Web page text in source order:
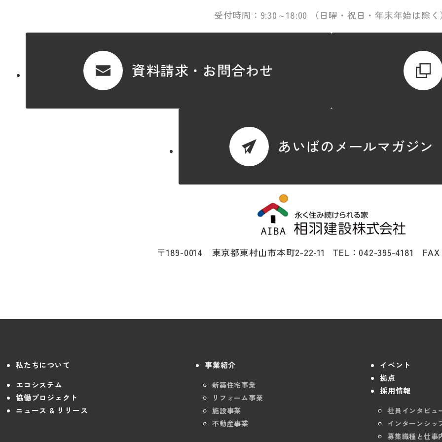
受付時間：9:30～18:00 （日曜・祝日・年末年始は除
資料請求・お問合わせ
あいばのメールマガジン
〒189-0014 東京都東村山市本町2-22-11 TEL：042-395-4181
私たちについて
エコシステム
協働プロジェクト
ニュース & リリース
事業紹介
新築住宅事業
リフォーム事業
施設事業
不動産事業
イベント
拠点
採用情報
社員インタビュ
インターンシッ
募集職種と仕事